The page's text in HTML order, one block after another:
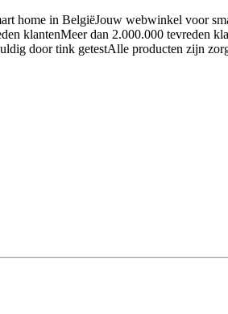
Jouw webwinkel voor
Meer dan 2.000.000 tevreden
Alle producten zijn